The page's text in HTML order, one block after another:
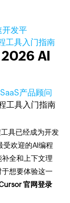
开发平
工具入门指南
AI
产品顾问
具已经成为开发
欢迎的AI编程
全和上下文理
想要体验这一
官网登录